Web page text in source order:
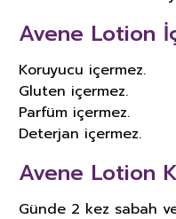
Avene Lotion
Koruyucu içermez.
Gluten içermez.
Parfüm içermez.
Deterjan içermez.
Avene Lotion
Günde 2 kez sabah